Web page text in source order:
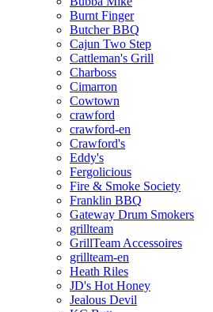
Burnt Finger
Butcher BBQ
Cajun Two Step
Cattleman's Grill
Charboss
Cimarron
Cowtown
crawford
crawford-en
Crawford's
Eddy's
Fergolicious
Fire & Smoke Society
Franklin BBQ
Gateway Drum Smokers
grillteam
GrillTeam Accessoires
grillteam-en
Heath Riles
JD's Hot Honey
Jealous Devil